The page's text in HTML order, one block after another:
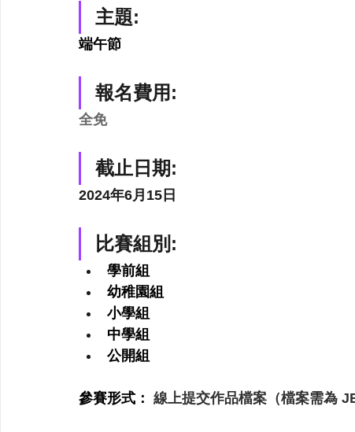
主題:
端午節
報名費用:
全免
截止日期:
2024年6月15日
比賽組別:
學前組
幼稚園組
小學組
中學組​
公開組
參賽形式： 線上提交作品檔案（檔案需為